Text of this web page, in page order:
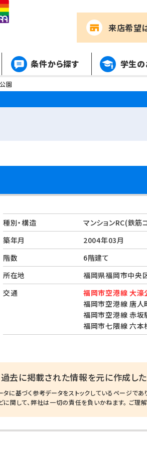
来店希望
条件から探す 学生
園
種別・構造
マンションRC(鉄筋
築年月
2004年03月
階数
6階建て
所在地
福岡県福岡市中
交通
福岡市空港線 大濠
福岡市空港線 唐人
福岡市空港線 赤坂
福岡市七隈線 六本
去に掲載された情報を元に作成した
に基づく参考データをストックしているページで
関して、弊社は一切の責任を負いかねます。 ご理解